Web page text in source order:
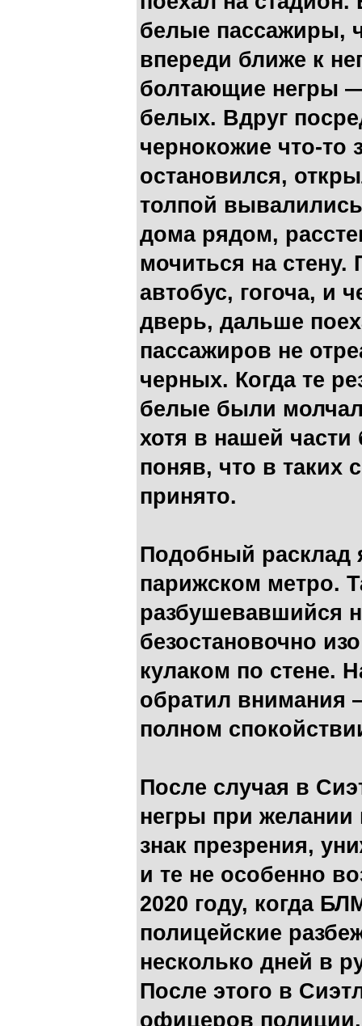
белые пассажиры,
впереди ближе к
болтающие негры
белых. Вдруг
чернокожие что-то
остановился,
толпой вывалились
дома рядом,
мочиться на
автобус, гогоча, и
дверь, дальше
пассажиров не
черных. Когда те
белые были
хотя в нашей
поняв, что в таких
принято.
Подобный расклад
парижском метро.
разбушевавшийся
безостановочно
кулаком по стене.
обратил внимания
полном
После случая в
негры при желании
знак презрения,
и те не особенно
2020 году, когда
полицейские
несколько дней в
После этого в
офицеров